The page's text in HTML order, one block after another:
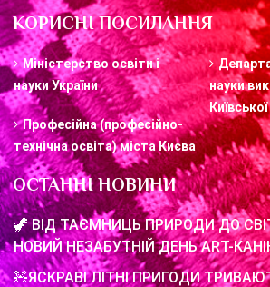
КОРИСНІ ПОСИЛАННЯ
Міністерство освіти і
науки України
Професійна (професійно-
технічна освіта) міста Києва
науки
ОСТАННІ НОВИНИ
🦖 ВІД ТАЄМНИЦЬ ПРИРОДИ ДО
НОВИЙ НЕЗАБУТНІЙ ДЕНЬ ART-
🧸ЯСКРАВІ ЛІТНІ ПРИГОДИ